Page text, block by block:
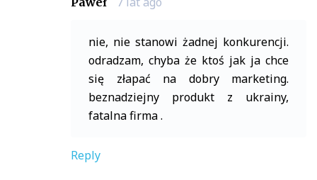
nie, nie stanowi żadnej konkurencji.
odradzam, chyba że ktoś jak ja chce
się złapać na dobry marketing.
beznadziejny produkt z ukrainy,
fatalna firma .
Reply